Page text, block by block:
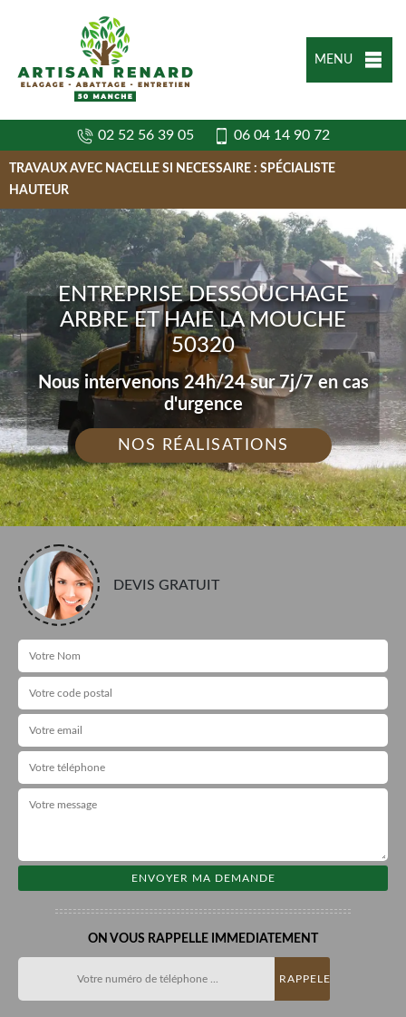
MENU
02 52 56 39 05 06 04 14 90 72
TRAVAUX AVEC NACELLE SI NECESSAIRE : SPÉCIALISTE
HAUTEUR
ENTREPRISE DESSOUCHAGE
ARBRE ET HAIE LA MOUCHE
50320
Nous intervenons 24h/24 sur 7j/7 en cas
d'urgence
NOS RÉALISATIONS
DEVIS GRATUIT
ON VOUS RAPPELLE IMMEDIATEMENT